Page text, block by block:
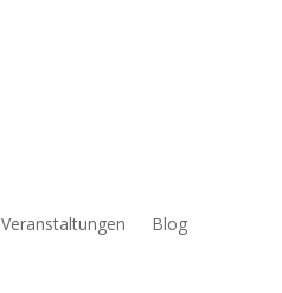
Veranstaltungen Blog